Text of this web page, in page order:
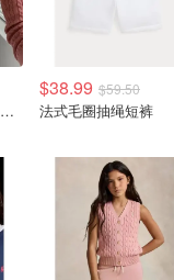
Ralph Lauren 儿童棉质开衫
$38.99 $59.50
法式毛圈抽绳短裤